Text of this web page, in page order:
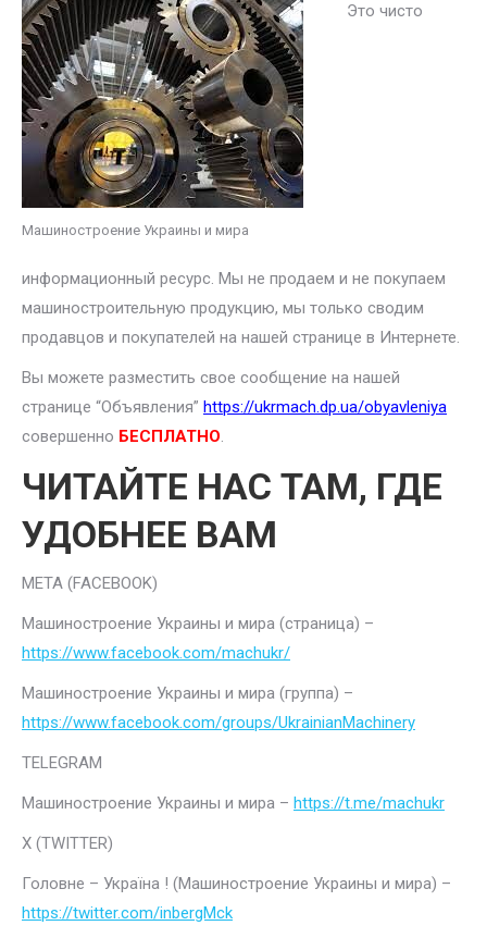
Машиностроение Украины и мира
Это чисто
информационный ресурс. Мы не продаем и не покупаем
машиностроительную продукцию, мы только сводим
продавцов и покупателей на нашей странице в Интернете.
Вы можете разместить свое сообщение на нашей
странице “Объявления” https://ukrmach.dp.ua/obyavleniya
совершенно БЕСПЛАТНО.
ЧИТАЙТЕ НАС ТАМ, ГДЕ
УДОБНЕЕ ВАМ
META (FACEBOOK)
Машиностроение Украины и мира (страница) –
https://www.facebook.com/machukr/
Машиностроение Украины и мира (группа) –
https://www.facebook.com/groups/UkrainianMachinery
TELEGRAM
Машиностроение Украины и мира – https://t.me/machukr
Х (TWITTER)
Головне – Україна ! (Машиностроение Украины и мира) –
https://twitter.com/inbergMck